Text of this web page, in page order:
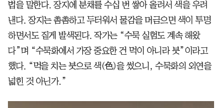
법을 말한다. 장지에 분채를 수십 번 쌓아 올려서 색을 우려
낸다. 장지는 촘촘하고 두터워서 물감을 머금으면 색이 투명
하면서도 짙게 발색된다. 작가는 “수묵 실험도 계속 해왔
다”며 “수묵화에서 가장 중요한 건 먹이 아니라 붓”이라고
했다. “먹을 치는 붓으로 색(色)을 썼으니, 수묵화의 외연을
넓힌 것 아닌가.”